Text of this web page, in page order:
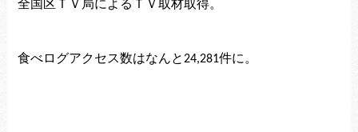
全国区ＴＶ局によるＴＶ取材取得。
食べログアクセス数はなんと 24,281件に。